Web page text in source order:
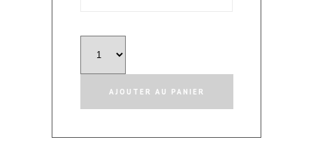
AJOUTER AU PANIER